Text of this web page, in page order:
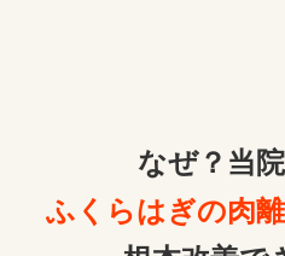
なぜ？当
ふくらはぎの肉